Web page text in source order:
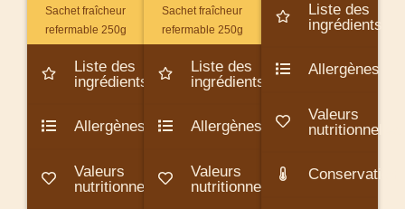
Liste des
ingrédients
Allergènes
Valeurs
nutritionnelles
Sachet fraîcheur
refermable 250g
Liste des
ingrédients
Allergènes
Valeurs
nutritionnelles
Sachet fraîcheur
refermable 250g
Liste des
ingrédients
Allergènes
Valeurs
nutritionnelles
Conservation